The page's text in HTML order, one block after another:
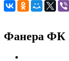
Фанера ФК